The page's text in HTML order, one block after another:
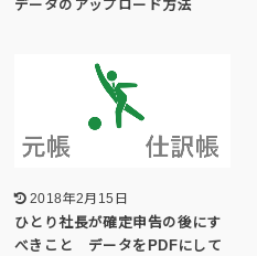
データのアップロード方法
2018年2月15日
ひとり社長が確定申告の後にす
べきこと データをPDFにして